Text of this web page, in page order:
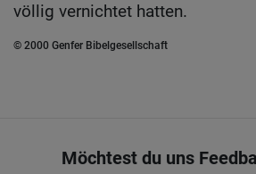
völlig vernichtet hatten.
© 2000 Genfer Bibelgesellschaft
Möchtest du uns